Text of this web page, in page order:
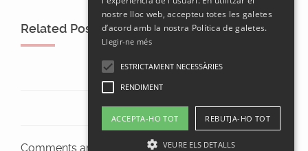
Related Posts
Comments are closed.
nostre lloc web, accepteu totes les galetes
d’acord amb la nostra Política de galetes.
Llegir-ne més
ESTRICTAMENT NECESSÀRIES
RENDIMENT
ACCEPTA-HO TOT REBUTJA-HO TOT
VEURE ELS DETALLS